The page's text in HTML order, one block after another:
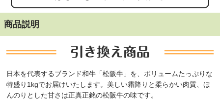
商品説明
日本を代表するブランド和牛「松阪牛」を、ボリュームたっぷりな
特盛り1kgでお届けいたします。美しい霜降りと柔らかい肉質、ほ
んのりとした甘さは正真正銘の松阪牛の味です。